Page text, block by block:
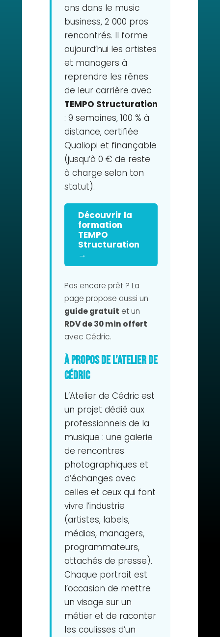
ans dans le music
business, 2 000 pros
rencontrés. Il forme
aujourd’hui les artistes
et managers à
reprendre les rênes
de leur carrière avec
TEMPO Structuration
: 9 semaines, 100 % à
distance, certifiée
Qualiopi et finançable
(jusqu’à 0 € de reste
à charge selon ton
statut).
Découvrir la
formation
TEMPO
Structuration
→
Pas encore prêt ? La
page propose aussi un
guide gratuit et un
RDV de 30 min offert
avec Cédric.
À propos de L’Atelier de
Cédric
L’Atelier de Cédric est
un projet dédié aux
professionnels de la
musique : une galerie
de rencontres
photographiques et
d’échanges avec
celles et ceux qui font
vivre l’industrie
(artistes, labels,
médias, managers,
programmateurs,
attachés de presse).
Chaque portrait est
l’occasion de mettre
un visage sur un
métier et de raconter
les coulisses d’un